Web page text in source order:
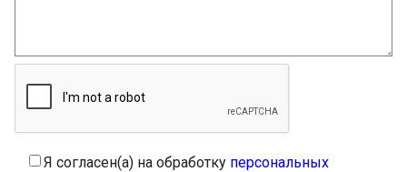
Я согласен(а) на обработку персональных